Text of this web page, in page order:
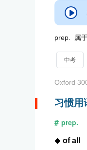
prep. 属
中考
Oxford
习惯用
prep.
of all